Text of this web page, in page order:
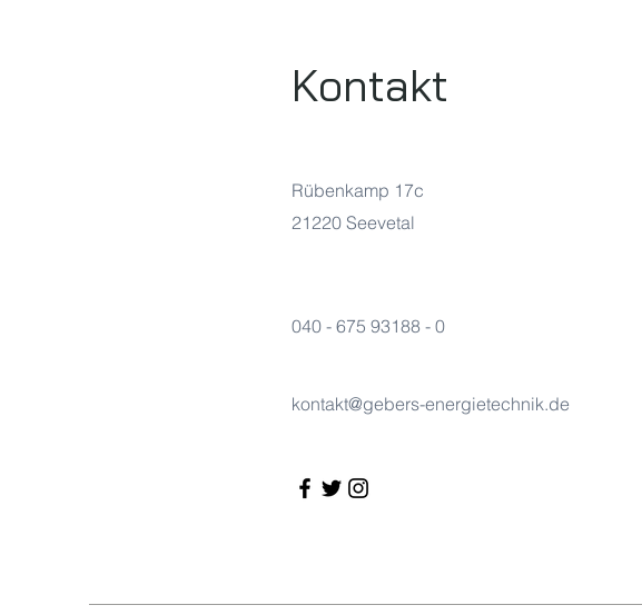
Kontakt
Rübenkamp 17c
21220 Seevetal
040 - 675 93188 - 0
kontakt@gebers-energietechnik.de